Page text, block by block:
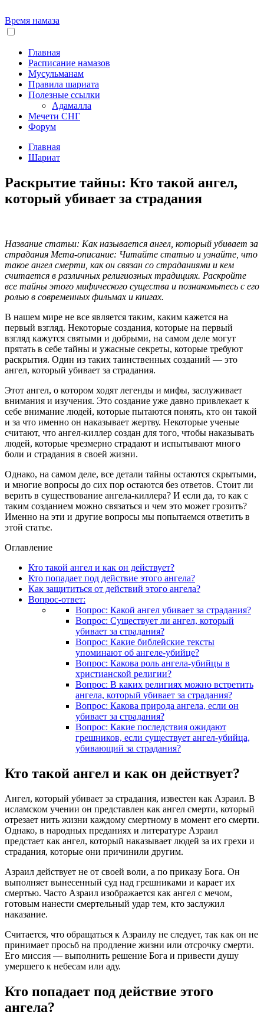
Время намаза
Главная
Расписание намазов
Мусульманам
Правила шариата
Полезные ссылки
Адамалла
Мечети СНГ
Форум
Главная
Шариат
Раскрытие тайны: Кто такой ангел,
который убивает за страдания
Название статьи: Как называется ангел, который убивает за
страдания Мета-описание: Читайте статью и узнайте, что
такое ангел смерти, как он связан со страданиями и кем
считается в различных религиозных традициях. Раскройте
все тайны этого мифического существа и познакомьтесь с его
ролью в современных фильмах и книгах.
В нашем мире не все является таким, каким кажется на
первый взгляд. Некоторые создания, которые на первый
взгляд кажутся святыми и добрыми, на самом деле могут
прятать в себе тайны и ужасные секреты, которые требуют
раскрытия. Один из таких таинственных созданий — это
ангел, который убивает за страдания.
Этот ангел, о котором ходят легенды и мифы, заслуживает
внимания и изучения. Это создание уже давно привлекает к
себе внимание людей, которые пытаются понять, кто он такой
и за что именно он наказывает жертву. Некоторые ученые
считают, что ангел-киллер создан для того, чтобы наказывать
людей, которые чрезмерно страдают и испытывают много
боли и страдания в своей жизни.
Однако, на самом деле, все детали тайны остаются скрытыми,
и многие вопросы до сих пор остаются без ответов. Стоит ли
верить в существование ангела-киллера? И если да, то как с
таким созданием можно связаться и чем это может грозить?
Именно на эти и другие вопросы мы попытаемся ответить в
этой статье.
Оглавление
Кто такой ангел и как он действует?
Кто попадает под действие этого ангела?
Как защититься от действий этого ангела?
Вопрос-ответ:
Вопрос: Какой ангел убивает за страдания?
Вопрос: Существует ли ангел, который
убивает за страдания?
Вопрос: Какие библейские тексты
упоминают об ангеле-убийце?
Вопрос: Какова роль ангела-убийцы в
христианской религии?
Вопрос: В каких религиях можно встретить
ангела, который убивает за страдания?
Вопрос: Какова природа ангела, если он
убивает за страдания?
Вопрос: Какие последствия ожидают
грешников, если существует ангел-убийца,
убивающий за страдания?
Кто такой ангел и как он действует?
Ангел, который убивает за страдания, известен как Азраил. В
исламском учении он представлен как ангел смерти, который
отрезает нить жизни каждому смертному в момент его смерти.
Однако, в народных преданиях и литературе Азраил
предстает как ангел, который наказывает людей за их грехи и
страдания, которые они причинили другим.
Азраил действует не от своей воли, а по приказу Бога. Он
выполняет вынесенный суд над грешниками и карает их
смертью. Часто Азраил изображается как ангел с мечом,
готовым нанести смертельный удар тем, кто заслужил
наказание.
Считается, что обращаться к Азраилу не следует, так как он не
принимает просьб на продление жизни или отсрочку смерти.
Его миссия — выполнить решение Бога и привести душу
умершего к небесам или аду.
Кто попадает под действие этого
ангела?